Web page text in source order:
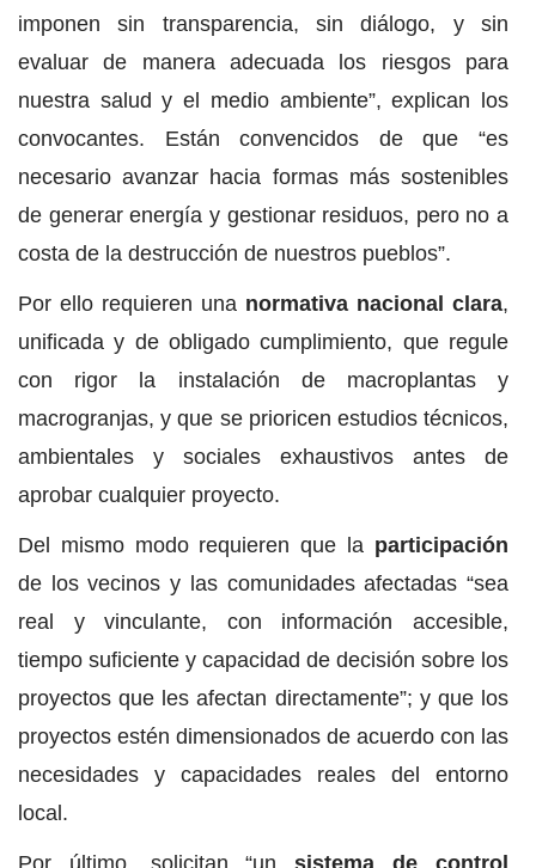
imponen sin transparencia, sin diálogo, y sin
evaluar de manera adecuada los riesgos para
nuestra salud y el medio ambiente”, explican los
convocantes. Están convencidos de que “es
necesario avanzar hacia formas más sostenibles
de generar energía y gestionar residuos, pero no a
costa de la destrucción de nuestros pueblos”.
Por ello requieren una normativa nacional clara,
unificada y de obligado cumplimiento, que regule
con rigor la instalación de macroplantas y
macrogranjas, y que se prioricen estudios técnicos,
ambientales y sociales exhaustivos antes de
aprobar cualquier proyecto.
Del mismo modo requieren que la participación
de los vecinos y las comunidades afectadas “sea
real y vinculante, con información accesible,
tiempo suficiente y capacidad de decisión sobre los
proyectos que les afectan directamente”; y que los
proyectos estén dimensionados de acuerdo con las
necesidades y capacidades reales del entorno
local.